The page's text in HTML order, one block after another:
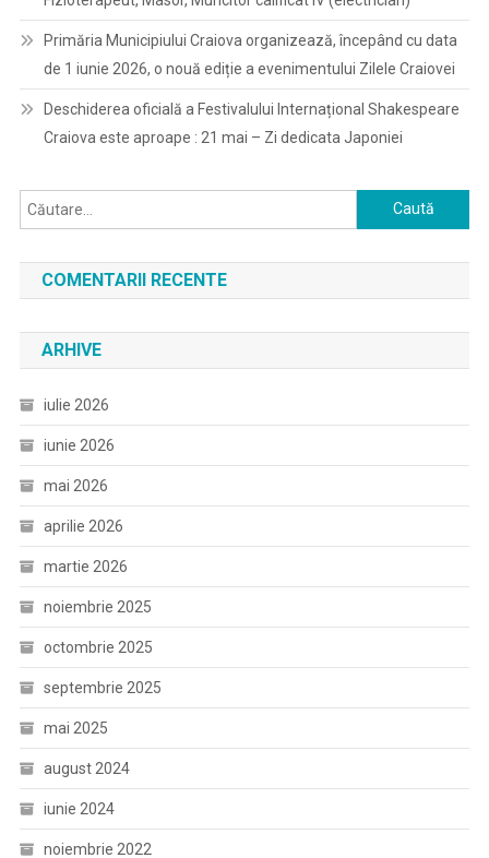
Primăria Municipiului Craiova organizează, începând cu data
de 1 iunie 2026, o nouă ediție a evenimentului Zilele Craiovei
Deschiderea oficială a Festivalului Internațional Shakespeare
Craiova este aproape : 21 mai – Zi dedicata Japoniei
Caută
după:
COMENTARII RECENTE
ARHIVE
iulie 2026
iunie 2026
mai 2026
aprilie 2026
martie 2026
noiembrie 2025
octombrie 2025
septembrie 2025
mai 2025
august 2024
iunie 2024
noiembrie 2022